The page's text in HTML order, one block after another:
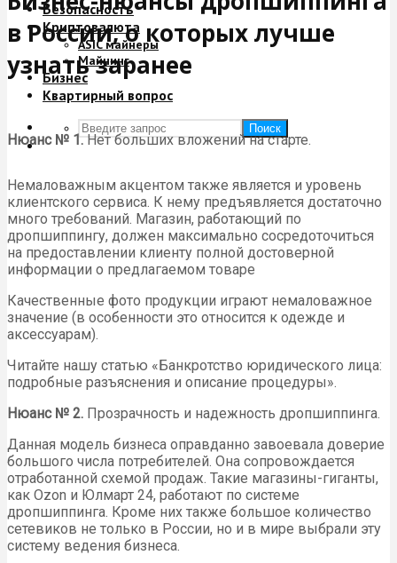
Безопасность
Криптовалюта
ASIC майнеры
Майнинг
Бизнес
Квартирный вопрос
Поиск
в России, о которых лучше
узнать заранее
Нюанс № 1.Нет больших вложений на старте.
Немаловажным акцентом также является и уровень
клиентского сервиса. К нему предъявляется достаточно
много требований. Магазин, работающий по
дропшиппингу, должен максимально сосредоточиться
на предоставлении клиенту полной достоверной
информации о предлагаемом товаре
Качественные фото продукции играют немаловажное
значение (в особенности это относится к одежде и
аксессуарам).
Читайте нашу статью «Банкротство юридического лица:
подробные разъяснения и описание процедуры».
Нюанс № 2. Прозрачность и надежность дропшиппинга.
Данная модель бизнеса оправданно завоевала доверие
большого числа потребителей. Она сопровождается
отработанной схемой продаж. Такие магазины-гиганты,
как Ozon и Юлмарт 24, работают по системе
дропшиппинга. Кроме них также большое количество
сетевиков не только в России, но и в мире выбрали эту
систему ведения бизнеса.